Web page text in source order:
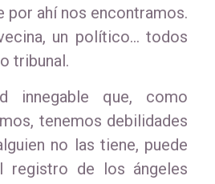
por ahí nos encontramos.
un político… todos
tribunal.
innegable que, como
tenemos debilidades
no las tiene, puede
registro de los ángeles